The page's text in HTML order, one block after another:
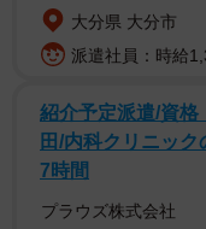
大分県 大分市
派遣社員：時給
紹介予定派遣/資
田/内科クリニッ
7時間
プラウズ株式会社